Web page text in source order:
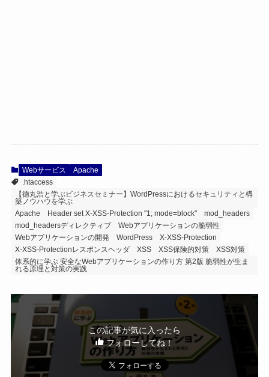
Webサービス
Apache
.htaccess
【徳丸浩と学ぶビジネスセミナー】WordPressにおけるセキュリティと構
築ノウハウを学ぶ
Apache
Header set X-XSS-Protection "1; mode=block"
mod_headers
mod_headersディレクティブ
Webアプリケーションの脆弱性
Webアプリケーションの開発
WordPress
X-XSS-Protection
X-XSS-Protectionレスポンスヘッダ
XSS XSS保険的対策
XSS対策
体系的に学ぶ 安全なWebアプリケーションの作り方 第2版 脆弱性が生ま
れる原理と対策の実践
この記事が気に入ったら
フォローしてね！